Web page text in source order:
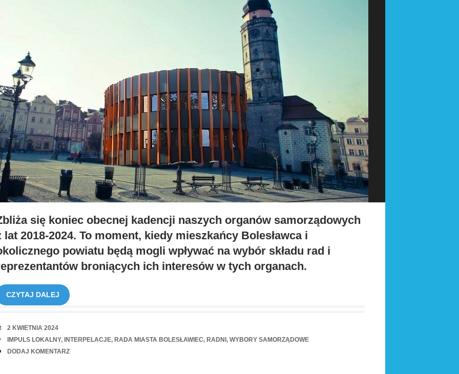
się koniec obecnej kadencji naszych organów samorządowych
lat 2018-2024. To moment, kiedy mieszkańcy Bolesławca i
powiatu będą mogli wpływać na wybór składu rad i
broniących ich interesów w tych organach.
CZYTAJ DALEJ
RANDKA
2 KWIETNIA 2024
TAGI
IMPULS LOKALNY, INTERPELACJE, RADA MIASTA BOLESŁAWIEC, RADNI , WYBORY SAMORZĄDOWE
UWAGI
DODAJ KOMENTARZ